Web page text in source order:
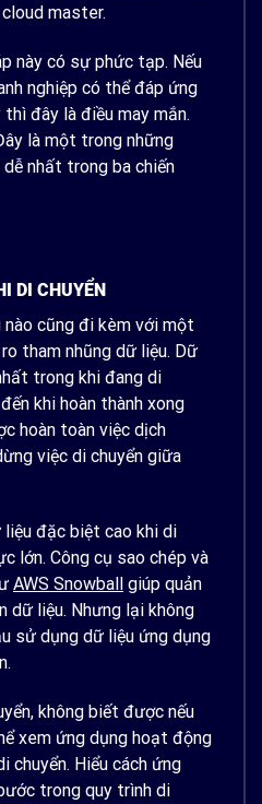
master.
này có sự phức tạp. Nếu
nghiệp có thể đáp ứng
đây là điều may mắn.
là một trong những
nhất trong ba chiến
DI CHUYỂN
nào cũng đi kèm với một
tham nhũng dữ liệu. Dữ
trong khi đang di
khi hoàn thành xong
hoàn toàn việc dịch
việc di chuyển giữa
liệu đặc biệt cao khi di
lớn. Công cụ sao chép và
AWS Snowball giúp quản
dữ liệu. Nhưng lại không
sử dụng dữ liệu ứng dụng
không biết được nếu
xem ứng dụng hoạt động
chuyển. Hiểu cách ứng
trong quy trình di